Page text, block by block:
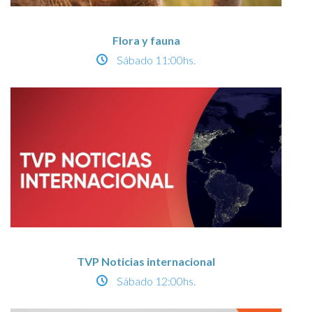
Flora y fauna
Sábado 11:00hs.
TVP Noticias internacional
Sábado 12:00hs.